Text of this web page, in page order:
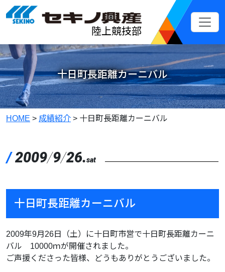
メインコンテンツへスキップ
陸上競技部
十日町長距離カーニバル
HOME > 成績紹介 > 十日町長距離カーニバル
/2009/9/26.sat
十日町長距離カーニバル
2009年9月26日（土）に十日町市営で十日町長距離カーニ
バル 10000ｍが開催されました。
ご声援くださった皆様、どうもありがとうございました。